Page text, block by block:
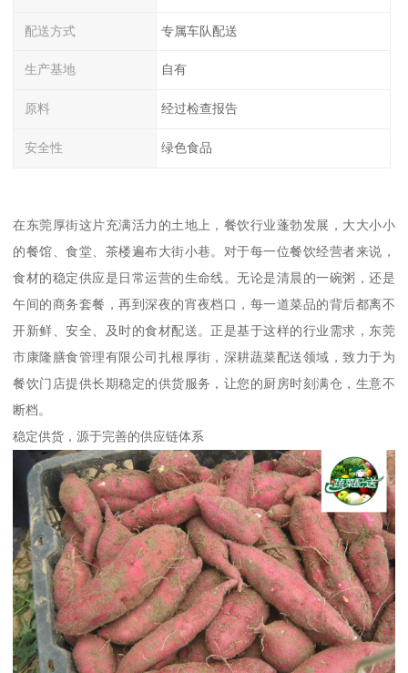
配送方式 专属车队配送
生产基地 自有
原料 经过检查报告
安全性 绿色食品
在东莞厚街这片充满活力的土地上，餐饮行业蓬勃发展，大大小小
的餐馆、食堂、茶楼遍布大街小巷。对于每一位餐饮经营者来说，
食材的稳定供应是日常运营的生命线。无论是清晨的一碗粥，还是
午间的商务套餐，再到深夜的宵夜档口，每一道菜品的背后都离不
开新鲜、安全、及时的食材配送。正是基于这样的行业需求，东莞
市康隆膳食管理有限公司扎根厚街，深耕蔬菜配送领域，致力于为
餐饮门店提供长期稳定的供货服务，让您的厨房时刻满仓，生意不
断档。
稳定供货，源于完善的供应链体系